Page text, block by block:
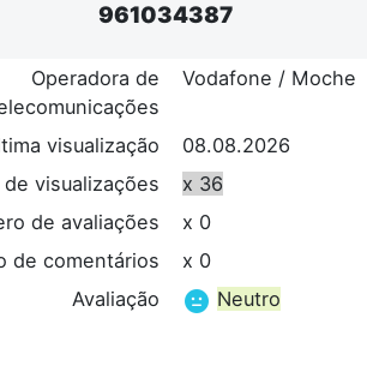
961034387
Operadora de
Vodafone / Moche
visualização
08.08.2026
de visualizações
x 36
de avaliações
x 0
de comentários
x 0
Avaliação
Neutro